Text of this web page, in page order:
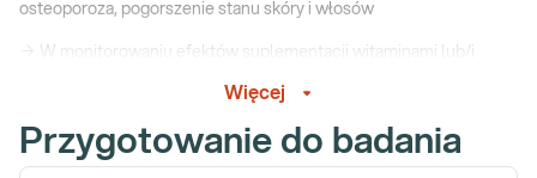
osteoporoza, pogorszenie stanu skóry i włosów
→ W monitorowaniu efektów suplementacji witaminami lub/i
Pamiętaj przed pobraniem:
Więcej
Przygotowanie do badania